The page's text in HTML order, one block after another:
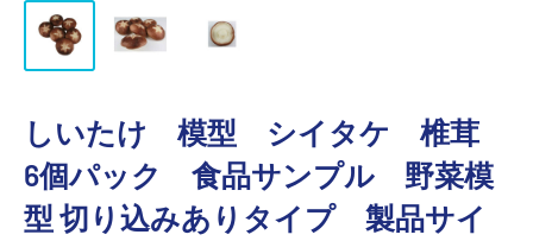
しいたけ 模型 シイタケ 椎茸
6個パック 食品サンプル 野菜模
型 切り込みありタイプ 製品サイ